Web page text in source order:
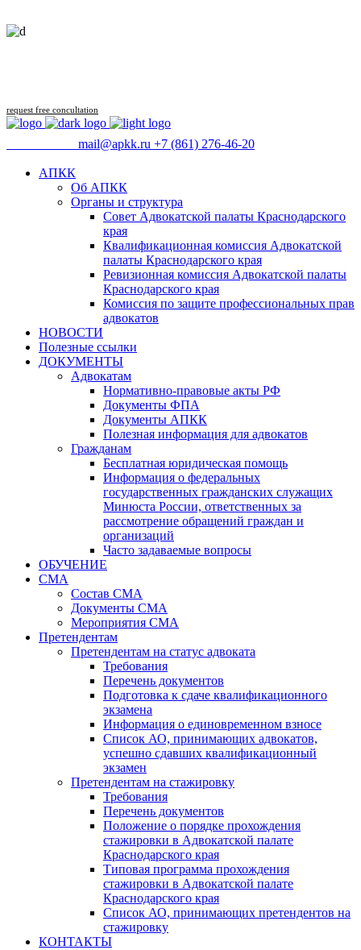
request free concultation
mail@apkk.ru +7 (861) 276-46-20
АПКК
Об АПКК
Органы и структура
Совет Адвокатской палаты Краснодарского
края
Квалификационная комиссия Адвокатской
палаты Краснодарского края
Ревизионная комиссия Адвокатской палаты
Краснодарского края
Комиссия по защите профессиональных прав
адвокатов
НОВОСТИ
Полезные ссылки
ДОКУМЕНТЫ
Адвокатам
Нормативно-правовые акты РФ
Документы ФПА
Документы АПКК
Полезная информация для адвокатов
Гражданам
Бесплатная юридическая помощь
Информация о федеральных
государственных гражданских служащих
Минюста России, ответственных за
рассмотрение обращений граждан и
организаций
Часто задаваемые вопросы
ОБУЧЕНИЕ
СМА
Состав СМА
Документы СМА
Мероприятия СМА
Претендентам
Претендентам на статус адвоката
Требования
Перечень документов
Подготовка к сдаче квалификационного
экзамена
Информация о единовременном взносе
Список АО, принимающих адвокатов,
успешно сдавших квалификационный
экзамен
Претендентам на стажировку
Требования
Перечень документов
Положение о порядке прохождения
стажировки в Адвокатской палате
Краснодарского края
Типовая программа прохождения
стажировки в Адвокатской палате
Краснодарского края
Список АО, принимающих претендентов на
стажировку
КОНТАКТЫ